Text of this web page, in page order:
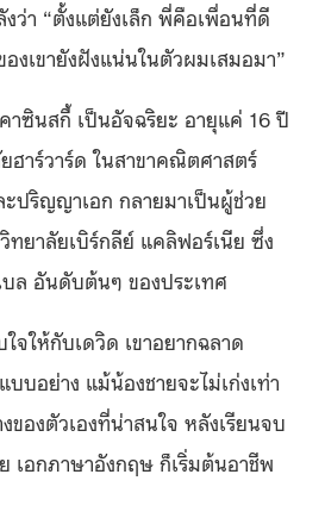
ว่า “ตั้งแต่ยังเล็ก พี่คือเพื่อนที่ดี
งเขายังฝังแน่นในตัวผมเสมอมา”
าซินสกี้ เป็นอัจฉริยะ อายุแค่ 16 ปี
ฮาร์วาร์ด ในสาขาคณิตศาสตร์
ปริญญาเอก กลายมาเป็นผู้ช่วย
ทยาลัยเบิร์กลีย์ แคลิฟอร์เนีย ซึ่ง
บล อันดับต้นๆ ของประเทศ
จให้กับเดวิด เขาอยากฉลาด
บอย่าง แม้น้องชายจะไม่เก่งเท่า
องตัวเองที่น่าสนใจ หลังเรียนจบ
เอกภาษาอังกฤษ ก็เริ่มต้นอาชีพ